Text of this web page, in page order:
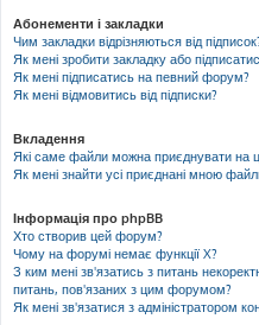
Абонементи і закладки
Чим закладки відрізняються від
Як мені зробити закладку або
Як мені підписатись на певний форум?
Як мені відмовитись від підписки?
Вкладення
Які саме файли можна приєднувати на
Як мені знайти усі приєднані мною
Інформація про phpBB
Хто створив цей форум?
Чому на форумі немає функції X?
З ким мені зв'язатись з питань
питань, пов'язаних з цим форумом?
Як мені зв'язатися з адміністратором